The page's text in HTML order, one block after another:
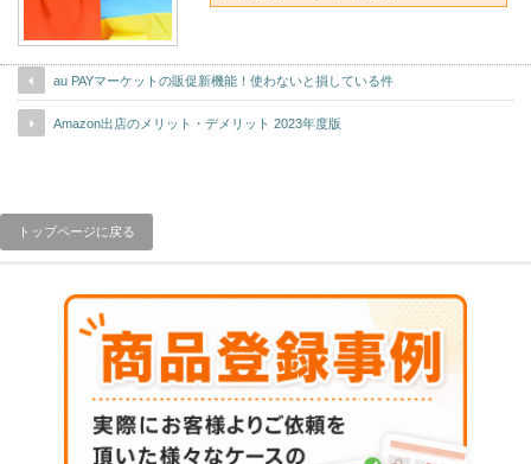
au PAYマーケットの販促新機能！使わないと損している件
Amazon出店のメリット・デメリット 2023年度版
トップページに戻る